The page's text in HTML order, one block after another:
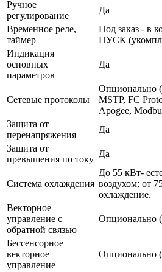
Ручное
регулирование
Да
Временное реле,
таймер
Под заказ - в
ПУСК
Индикация
основных
параметров
Да
Сетевые протоколы
Опционально
MSTP, FC
Apogee,
Защита от
перенапряжения
Да
Защита от
превышения по току
Да
Система охлаждения
До 55 кВт-
воздухом; от
охлаждение.
Векторное
управление с
обратной связью
Опционально
Бессенсорное
векторное
управление
Опционально